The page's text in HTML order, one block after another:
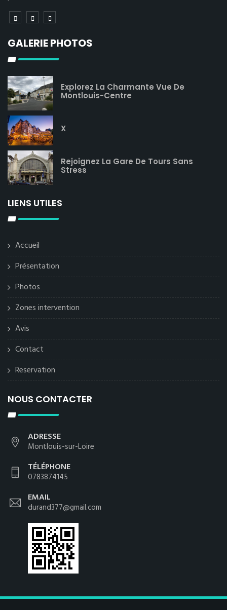
GALERIE PHOTOS
Explorez La Charmante Vue De
Montlouis-Centre
X
Rejoignez La Gare De Tours Sans
Stress
LIENS UTILES
Accueil
Présentation
Photos
Zones intervention
Avis
Contact
Reservation
NOUS CONTACTER
ADRESSE
Montlouis-sur-Loire
TÉLÉPHONE
0783874145
EMAIL
durand377@gmail.com